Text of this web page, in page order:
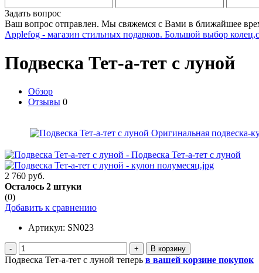
Задать вопрос
Ваш вопрос отправлен. Мы свяжемся с Вами в ближайшее
Applefog - магазин стильных подарков. Большой выбор
Подвеска Тет-а-тет с луной
Обзор
Отзывы 0
2 760 руб.
Осталось 2 штуки
(0)
Добавить к сравнению
Артикул: SN023
- +
Подвеска Тет-а-тет с луной теперь в вашей корзине покупок